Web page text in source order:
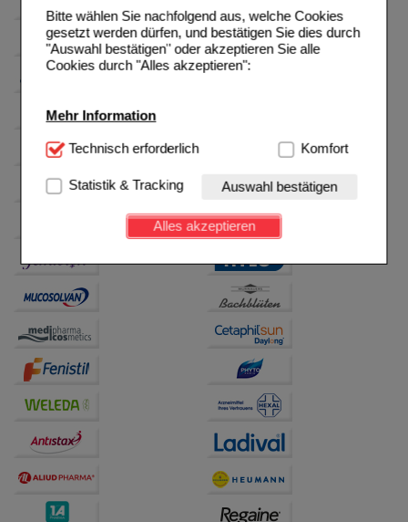
Bitte wählen Sie nachfolgend aus, welche Cookies
gesetzt werden dürfen, und bestätigen Sie dies durch
"Auswahl bestätigen" oder akzeptieren Sie alle
Cookies durch "Alles akzeptieren":
Mehr Information
Technisch Notwendig:Hierbei handelt es sich um
Website notwendig sind (z.B. Navigation, Warenkorb,
Kundenkonto), weshalb auf diese nicht verzichtet
werden kann.
Einkaufserlebnis noch ansprechender zu gestalten,
Besuchers oder unsere Seite an bevorzugte
Verhaltensweisen (z.B. Spracheinstellung)
anzupassen. Komfort-Cookies ermöglichen es uns
auch auf Ihre Bedürfnisse zugeschrittene Inhalte
anzuzeigen und unser Partnerprogramm zu
betreiben.
Statistik & Tracking:
Hierüber lassen sich
Informationen über die Art und Weise der Nutzung
unserer Website sammeln, mit deren Hilfe wir unsere
auf unserer Website aber auch die Werbung auf
Drittseiten möglichst relevant für Sie zu gestalten.
Bitte beachten Sie, dass Daten hierfür teilweise an
Technisch erforderlich Komfort
Statistik & Tracking Auswahl bestätigen
Alles akzeptieren